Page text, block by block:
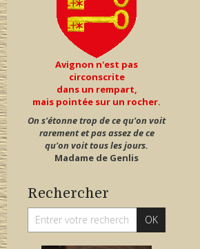
Avignon n'est pas
circonscrite
dans un rempart,
mais pointée sur un rocher.
On s'étonne trop de ce qu'on voit
rarement et pas assez de ce
qu'on voit tous les jours.
Madame de Genlis
Rechercher